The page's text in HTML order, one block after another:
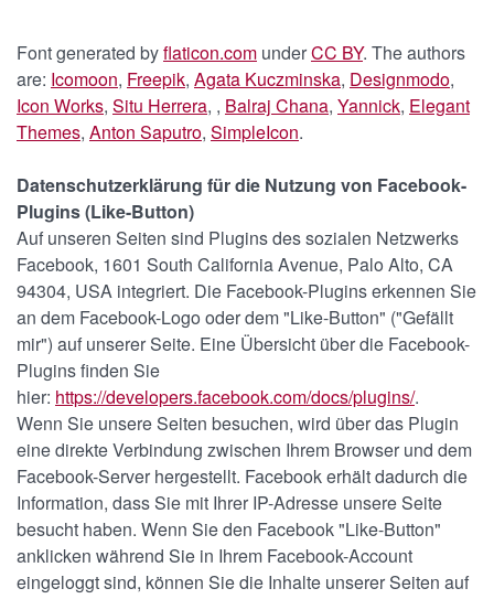
Font generated byflaticon.com underCC BY. The authors
are: Icomoon, Freepik, Agata Kuczminska, Designmodo,
Icon Works, Situ Herrera, , Balraj Chana, Yannick, Elegant
Themes, Anton Saputro, SimpleIcon.
Datenschutzerklärung für die Nutzung von Facebook-
Plugins (Like-Button)
Auf unseren Seiten sind Plugins des sozialen Netzwerks
Facebook, 1601 South California Avenue, Palo Alto, CA
94304, USA integriert. Die Facebook-Plugins erkennen Sie
an dem Facebook-Logo oder dem "Like-Button" ("Gefällt
mir") auf unserer Seite. Eine Übersicht über die Facebook-
Plugins finden Sie
hier: https://developers.facebook.com/docs/plugins/.
Wenn Sie unsere Seiten besuchen, wird über das Plugin
eine direkte Verbindung zwischen Ihrem Browser und dem
Facebook-Server hergestellt. Facebook erhält dadurch die
Information, dass Sie mit Ihrer IP-Adresse unsere Seite
besucht haben. Wenn Sie den Facebook "Like-Button"
anklicken während Sie in Ihrem Facebook-Account
eingeloggt sind, können Sie die Inhalte unserer Seiten auf